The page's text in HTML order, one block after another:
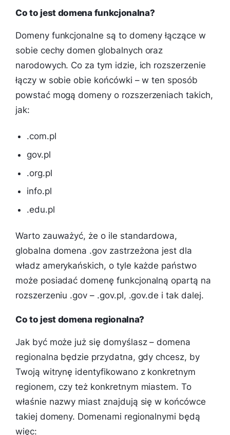
Co to jest domena funkcjonalna?
Domeny funkcjonalne są to domeny łączące w
sobie cechy domen globalnych oraz
narodowych. Co za tym idzie, ich rozszerzenie
łączy w sobie obie końcówki – w ten sposób
powstać mogą domeny o rozszerzeniach takich,
jak:
.com.pl
gov.pl
.org.pl
info.pl
.edu.pl
Warto zauważyć, że o ile standardowa,
globalna domena .gov zastrzeżona jest dla
władz amerykańskich, o tyle każde państwo
może posiadać domenę funkcjonalną opartą na
rozszerzeniu .gov – .gov.pl, .gov.de i tak dalej.
Co to jest domena regionalna?
Jak być może już się domyślasz – domena
regionalna będzie przydatna, gdy chcesz, by
Twoją witrynę identyfikowano z konkretnym
regionem, czy też konkretnym miastem. To
właśnie nazwy miast znajdują się w końcówce
takiej domeny. Domenami regionalnymi będą
więc: